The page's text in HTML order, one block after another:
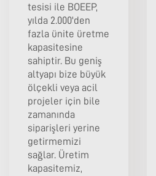
tesisi ile BOEEP,
yılda 2.000'den
fazla ünite üretme
kapasitesine
sahiptir. Bu geniş
altyapı bize büyük
ölçekli veya acil
projeler için bile
zamanında
siparişleri yerine
getirmemizi
sağlar. Üretim
kapasitemiz,